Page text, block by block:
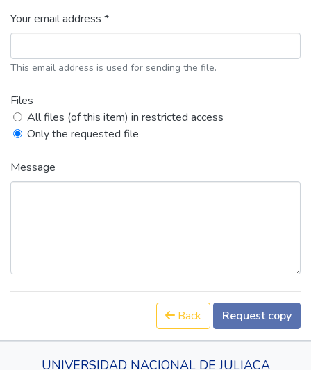
Your email address *
This email address is used for sending the file.
Files
All files (of this item) in restricted access
Only the requested file
Message
Back Request copy
UNIVERSIDAD NACIONAL DE JULIACA